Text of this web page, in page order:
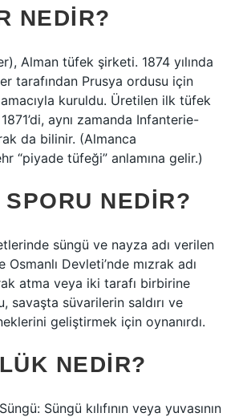
NEDIR?
Alman tüfek şirketi. 1874 yılında
tarafından Prusya ordusu için
kuruldu. Üretilen ilk tüfek
aynı zamanda Infanterie-
da bilinir. (Almanca
“piyade tüfeği” anlamına gelir.)
SPORU NEDIR?
süngü ve nayza adı verilen
Devleti’nde mızrak adı
atma veya iki tarafı birbirine
savaşta süvarilerin saldırı ve
geliştirmek için oynanırdı.
NEDIR?
Süngü kılıfının veya yuvasının